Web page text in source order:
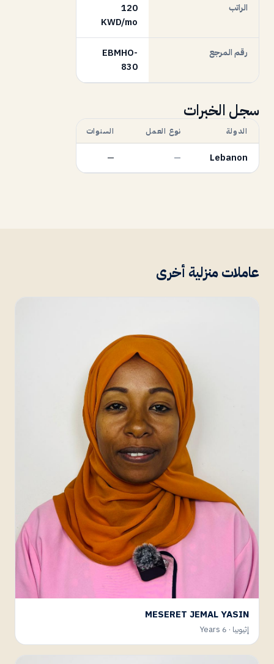
الراتب
120
KWD/mo
رقم المرجع
EBMHO-
830
سجل الخبرات
الدولة نوع العمل السنوات
Lebanon
—
—
عاملات منزلية أخرى
MESERET JEMAL YASIN
إثيوبيا · 6 Years